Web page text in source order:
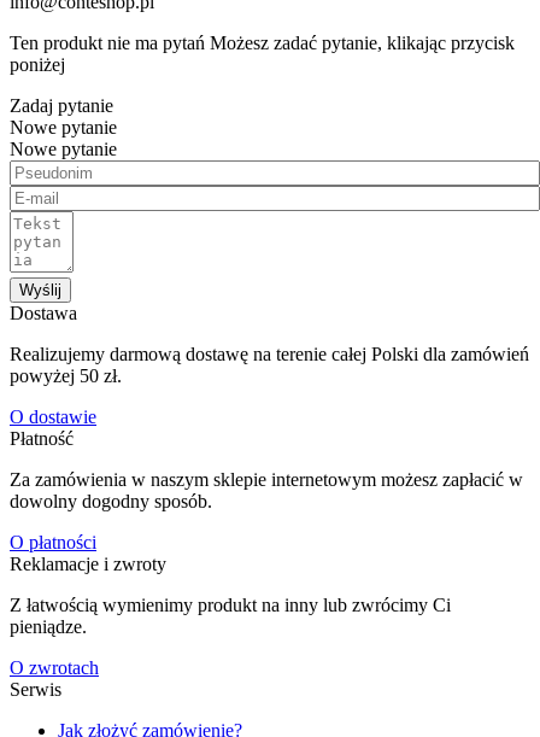
Ten produkt nie ma pytań Możesz zadać pytanie, klikając przycisk
poniżej
Zadaj pytanie
Nowe pytanie
Nowe pytanie
Wyślij
Dostawa
Realizujemy darmową dostawę na terenie całej Polski dla zamówień
powyżej 50 zł.
O dostawie
Płatność
Za zamówienia w naszym sklepie internetowym możesz zapłacić w
dowolny dogodny sposób.
O płatności
Reklamacje i zwroty
Z łatwością wymienimy produkt na inny lub zwrócimy Ci
pieniądze.
O zwrotach
Serwis
Jak złożyć zamówienie?